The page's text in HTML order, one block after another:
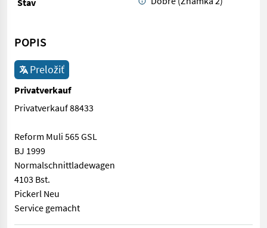
Stav
POPIS
Preložiť
Privatverkauf
Privatverkauf 88433
Reform Muli 565 GSL
BJ 1999
Normalschnittladewagen
4103 Bst.
Pickerl Neu
Service gemacht
Privatverkauf 88433 Reform Muli 565 GSL BJ 1999